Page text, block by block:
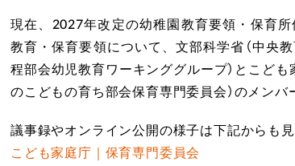
現在、2027年改定の幼稚園教育要領・保育
教育・保育要領について、文部科学省（中央
程部会幼児教育ワーキンググループ）とこど
のこどもの育ち部会保育専門委員会）のメンバ
議事録やオンライン公開の様子は下記からも見
こども家庭庁｜保育専門委員会